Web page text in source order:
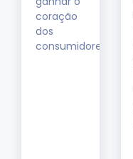
coração
dos
consumidores.